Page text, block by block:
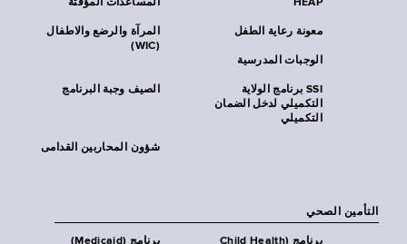
المساعدات المؤقتة HEAP
المرآة والرضع والاطفال
(WIC)
معونة رعاية الطفل
الوجبات المدرسية
الصيف وجبة البرنامج
SSI برنامج الولاية
التكميلي لدخل الضمان
التكميلي
شؤون المحاربين القدامى
التأمين الصحي
برنامج (Medicaid)
برنامج (Child Health